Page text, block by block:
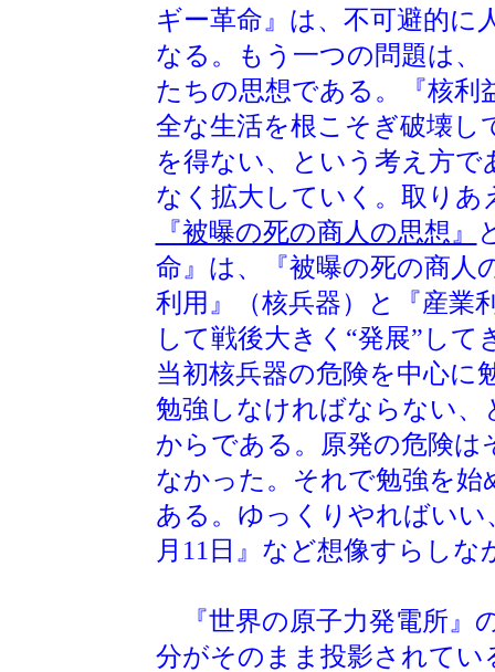
ギー革命』は、不可避的に
なる。もう一つの問題は、
たちの思想である。『核利
全な生活を根こそぎ破壊し
を得ない、という考え方
なく拡大していく。取り
『被曝の死の商人の思想』
命』は、『被曝の死の商人
利用』（核兵器）と『産業
して戦後大きく“発展”し
当初核兵器の危険を中心に
勉強しなければならない、
からである。原発の危険
なかった。それで勉強を始
ある。ゆっくりやればいい
月11日』など想像すらしな
『世界の原子力発電所』
分がそのまま投影されてい